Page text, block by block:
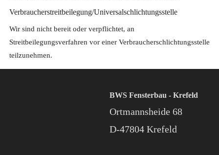
Verbraucher­streit­beilegung/Universal­schlichtungs­stelle
Wir sind nicht bereit oder verpflichtet, an
Streitbeilegungsverfahren vor einer Verbraucherschlichtungsstelle
teilzunehmen.
BWS Fensterbau - Krefeld
Ortmannsheide 68
D-47804 Krefeld